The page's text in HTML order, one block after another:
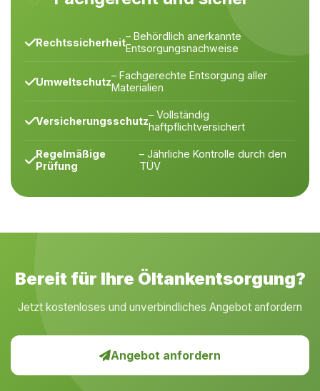
Rechtssicherheit– Behördlich anerkannte
Entsorgungsnachweise
Umweltschutz– Fachgerechte Entsorgung aller
Materialien
Versicherungsschutz– Vollständig
haftpflichtversichert
Regelmäßige
Prüfung
– Jährliche Kontrolle durch den
TÜV
Bereit für Ihre Öltankentsorgung?
Jetzt kostenloses und unverbindliches Angebot anfordern
Angebot anfordern